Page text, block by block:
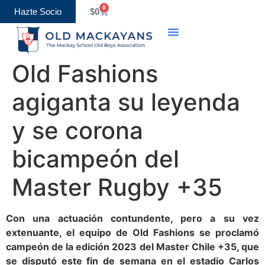
Hazte Socio $0 0
Old Fashions
agiganta su leyenda
y se corona
bicampeón del
Master Rugby +35
Con una actuación contundente, pero a su vez
extenuante, el equipo de Old Fashions se proclamó
campeón de la edición 2023 del Master Chile +35, que
se disputó este fin de semana en el estadio Carlos